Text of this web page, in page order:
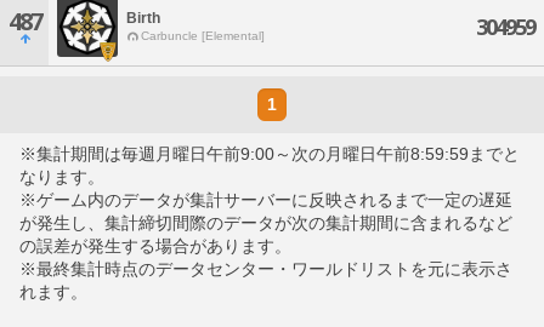
487 Birth
Carbuncle [Elemental] 304959
1
※集計期間は毎週月曜日午前9:00～次の月曜日午前8:59:59までと
なります。
※ゲーム内のデータが集計サーバーに反映されるまで一定の遅延
が発生し、集計締切間際のデータが次の集計期間に含まれるなど
の誤差が発生する場合があります。
※最終集計時点のデータセンター・ワールドリストを元に表示さ
れます。